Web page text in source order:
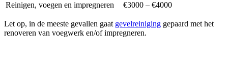
Reinigen, voegen en impregneren
€3000 – €4000
Let op, in de meeste gevallen gaat gevelreiniging gepaard met het
renoveren van voegwerk en/of impregneren.